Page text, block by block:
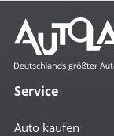
Service
Auto kaufen